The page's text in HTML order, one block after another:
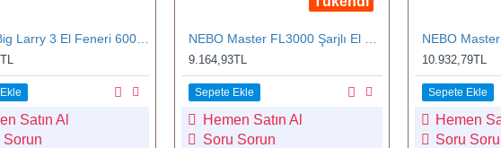
NEBO Big Larry 3 El Feneri 600 Lümen
Satın Al
Sorun
9.164,93TL
Sepete Ekle
Hemen Satın Al
Soru Sorun
10.932,79TL
Sepete Ekle
Hemen
Soru